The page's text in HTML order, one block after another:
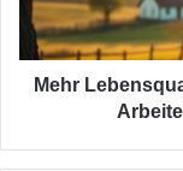
das
Arbeiten
auf
demMehr